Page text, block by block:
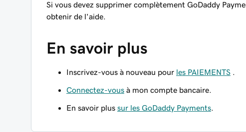
Si vous devez supprimer complètement GoDaddy
obtenir de l'aide.
En savoir plus
Inscrivez-vous à nouveau pour les PAIEMENTS
Connectez-vous à mon compte bancaire.
En savoir plus sur les GoDaddy Payments